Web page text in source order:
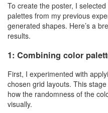
To create the poster, I
palettes from my previous
generated shapes. Here’s a
results.
1: Combining color
First, I experimented with
chosen grid layouts. This
how the randomness of the
visually.